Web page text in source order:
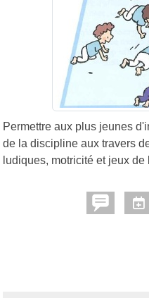
Permettre aux plus jeunes
de la discipline aux travers
ludiques, motricité et jeux de